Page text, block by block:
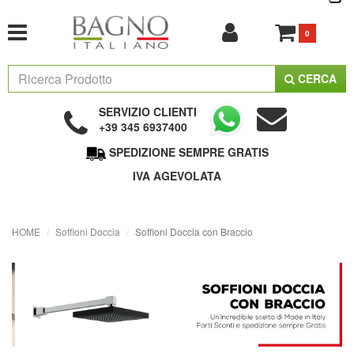
0
CERCA
SERVIZIO CLIENTI
+39 345 6937400
SPEDIZIONE SEMPRE GRATIS
IVA AGEVOLATA
HOME Soffioni Doccia Soffioni Doccia con Braccio